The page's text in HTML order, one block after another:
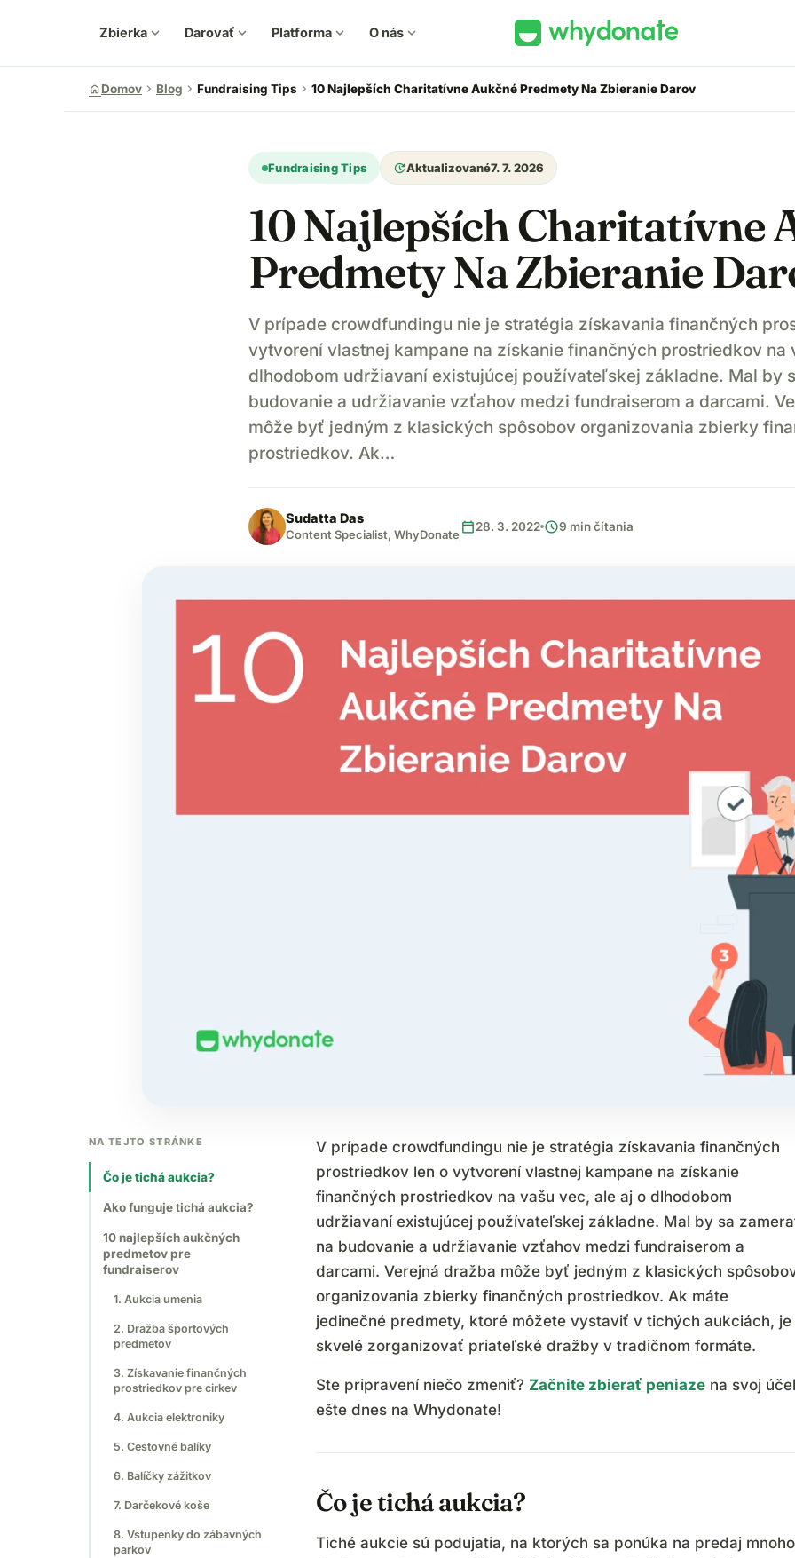
Zbierka expand_more Darovať expand_more Platforma expand_more O nás expand_more
homeDomov chevron_right Blog chevron_right Fundraising Tips chevron_right 10 Najlepších Charitatívne Aukčné Predmety Na Zbieranie Darov
Fundraising Tips updateAktualizované7. 7. 2026
10 Najlepších Charitatívne
Predmety Na Zbieranie
V prípade crowdfundingu nie je stratégia získavania finančných
vytvorení vlastnej kampane na získanie finančných prostriedkov na
dlhodobom udržiavaní existujúcej používateľskej základne. Mal by
budovanie a udržiavanie vzťahov medzi fundraiserom a darcami.
môže byť jedným z klasických spôsobov organizovania zbierky
prostriedkov. Ak…
Sudatta Das
Content Specialist, WhyDonate calendar_today28. 3. 2022 schedule9 min čítania
NA TEJTO STRÁNKE
Čo je tichá aukcia?
Ako funguje tichá aukcia?
10 najlepších aukčných
predmetov pre
fundraiserov
1. Aukcia umenia
2. Dražba športových
predmetov
3. Získavanie finančných
prostriedkov pre cirkev
4. Aukcia elektroniky
5. Cestovné balíky
6. Balíčky zážitkov
7. Darčekové koše
8. Vstupenky do zábavných
parkov
V prípade crowdfundingu nie je stratégia získavania finančných
prostriedkov len o vytvorení vlastnej kampane na získanie
finančných prostriedkov na vašu vec, ale aj o dlhodobom
udržiavaní existujúcej používateľskej základne. Mal by sa
na budovanie a udržiavanie vzťahov medzi fundraiserom a
darcami. Verejná dražba môže byť jedným z klasických
organizovania zbierky finančných prostriedkov. Ak máte
jedinečné predmety, ktoré môžete vystaviť v tichých aukciách, je
skvelé zorganizovať priateľské dražby v tradičnom formáte.
Ste pripravení niečo zmeniť? Začnite zbierať peniaze na svoj účel
ešte dnes na Whydonate!
Čo je tichá aukcia?
Tiché aukcie sú podujatia, na ktorých sa ponúka na predaj mnoho